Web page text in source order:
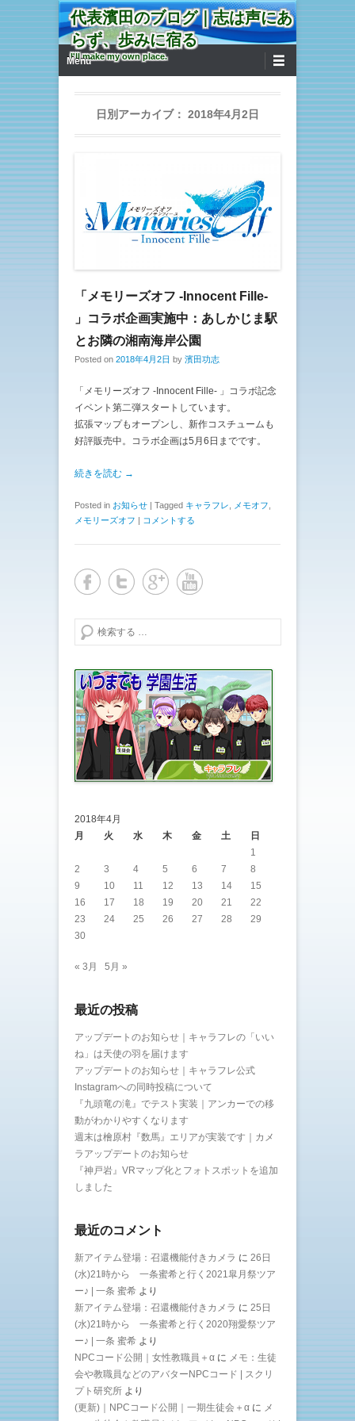
代表濱田のブログ｜志は声にあ
らず、歩みに宿る
I'll make my own place.
第1メニュー
コンテンツへ移動
Menu
日別アーカイブ： 2018年4月2日
「メモリーズオフ -Innocent Fille-
」コラボ企画実施中：あしかじま駅
とお隣の湘南海岸公園
Posted on 2018年4月2日 by 濱田功志
「メモリーズオフ -Innocent Fille- 」コラボ記念
イベント第二弾スタートしています。
拡張マップもオープンし、新作コスチュームも
好評販売中。コラボ企画は5月6日までです。
続きを読む →
Posted in お知らせ | Tagged キャラフレ メモオフ
メモリーズオフ | コメントする
検索する
2018年4月
月
火 水 木 金 土
日
1
2
3 4 5 6 7
8
9
10 11 12 13 14
15
16
17 18 19 20 21
22
23
24 25 26 27 28
29
30
« 3月 5月 »
最近の投稿
アップデートのお知らせ｜キャラフレの「いい
ね」は天使の羽を届けます
アップデートのお知らせ｜キャラフレ公式
Instagramへの同時投稿について
『九頭竜の滝』でテスト実装｜アンカーでの移
動がわかりやすくなります
週末は檜原村『数馬』エリアが実装です｜カメ
ラアップデートのお知らせ
『神戸岩』VRマップ化とフォトスポットを追加
しました
最近のコメント
新アイテム登場：召還機能付きカメラ に 26日
(水)21時から 一条蜜希と行く2021皐月祭ツア
ー♪ | 一条 蜜希 より
新アイテム登場：召還機能付きカメラ に 25日
(水)21時から 一条蜜希と行く2020翔愛祭ツア
ー♪ | 一条 蜜希 より
NPCコード公開｜女性教職員＋α に メモ：生徒
会や教職員などのアバターNPCコード | スクリ
プト研究所 より
(更新)｜NPCコード公開｜一期生徒会＋α に メ